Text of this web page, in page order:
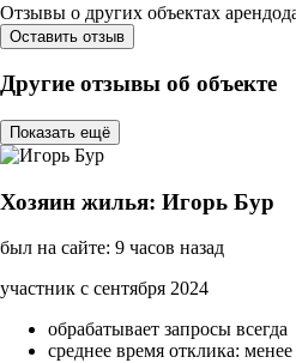
Отзывы о других объектах
Оставить отзыв
Другие отзывы об объекте
Показать ещё
Хозяин жилья: Игорь Бур
был на сайте: 9 часов назад
участник с сентября 2024
обрабатывает запросы всегда
среднее время отклика: